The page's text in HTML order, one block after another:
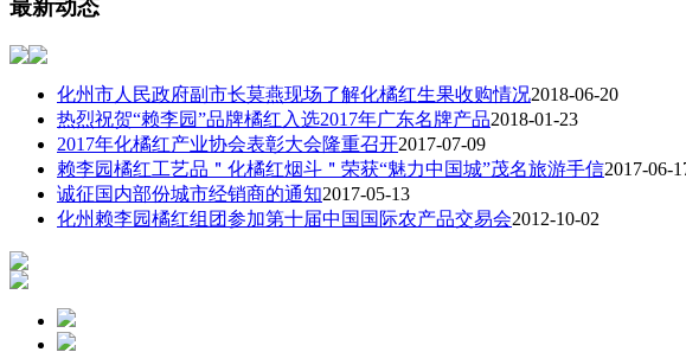
最新动态
化州市人民政府副市长莫燕现场了解化橘红生果收购情况2018-06-20
热烈祝贺“赖李园”品牌橘红入选2017年广东名牌产品2018-01-23
2017年化橘红产业协会表彰大会隆重召开2017-07-09
赖李园橘红工艺品＂化橘红烟斗＂荣获“魅力中国城”茂名旅游手信2017-06-
诚征国内部份城市经销商的通知2017-05-13
化州赖李园橘红组团参加第十届中国国际农产品交易会2012-10-02